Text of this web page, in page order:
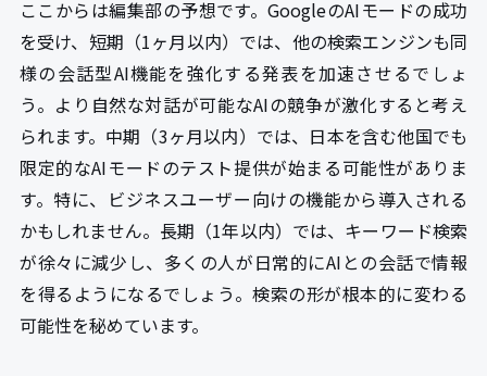
ここからは編集部の予想です。GoogleのAIモードの成功
を受け、短期（1ヶ月以内）では、他の検索エンジンも同
様の会話型AI機能を強化する発表を加速させるでしょ
う。より自然な対話が可能なAIの競争が激化すると考え
られます。中期（3ヶ月以内）では、日本を含む他国でも
限定的なAIモードのテスト提供が始まる可能性がありま
す。特に、ビジネスユーザー向けの機能から導入される
かもしれません。長期（1年以内）では、キーワード検索
が徐々に減少し、多くの人が日常的にAIとの会話で情報
を得るようになるでしょう。検索の形が根本的に変わる
可能性を秘めています。